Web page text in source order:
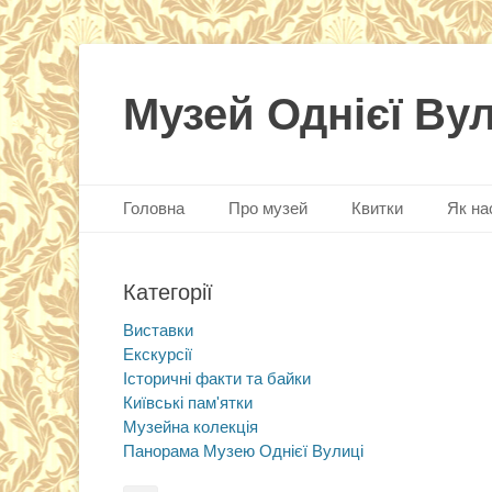
Музей Однієї
Primary Menu
Головна Про музей Квитки Як
Категорії
Виставки
Екскурсії
Історичні факти та байки
Київські пам'ятки
Музейна колекція
Панорама Музею Однієї Вулиці